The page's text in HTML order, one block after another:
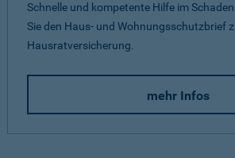
Schnelle und kompetente Hilfe im
Sie den Haus- und Wohnungsschutzbrief
Hausratversicherung.
mehr Infos